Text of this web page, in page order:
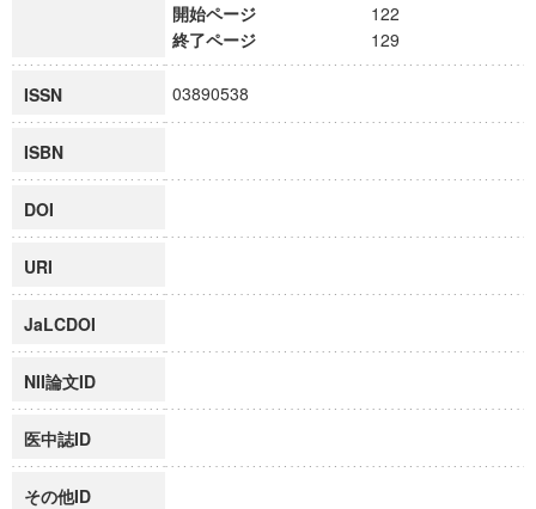
開始ページ
122
終了ページ
129
ISSN 03890538
ISBN
DOI
URI
JaLCDOI
NII論文ID
医中誌ID
その他ID